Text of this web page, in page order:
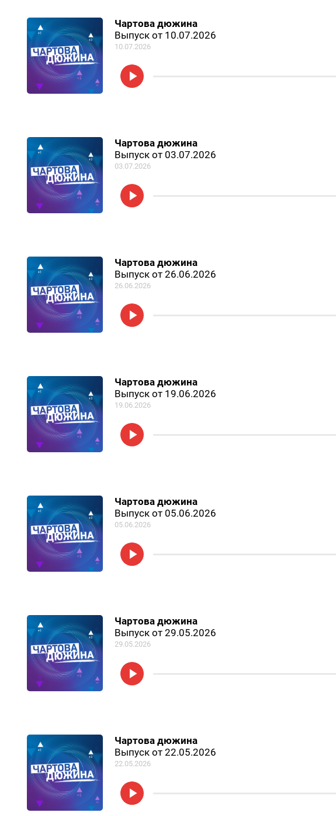
Чартова дюжина
Выпуск от 10.07.2026
10.07.2026
Чартова дюжина
Выпуск от 03.07.2026
03.07.2026
Чартова дюжина
Выпуск от 26.06.2026
26.06.2026
Чартова дюжина
Выпуск от 19.06.2026
19.06.2026
Чартова дюжина
Выпуск от 05.06.2026
05.06.2026
Чартова дюжина
Выпуск от 29.05.2026
29.05.2026
Чартова дюжина
Выпуск от 22.05.2026
22.05.2026